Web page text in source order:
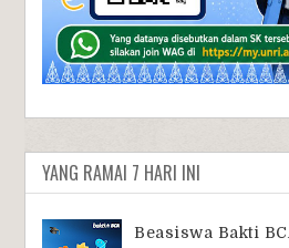
YANG RAMAI 7 HARI INI
Beasiswa Bakti